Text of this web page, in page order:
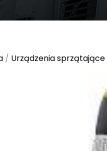
/ Urządzenia sprzątające